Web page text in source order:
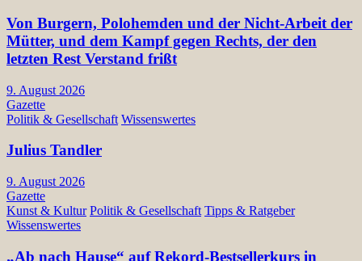
Von Burgern, Polohemden und der Nicht-Arbeit der
Mütter, und dem Kampf gegen Rechts, der den
letzten Rest Verstand frißt
9. August 2026
Gazette
Politik & Gesellschaft Wissenswertes
Julius Tandler
9. August 2026
Gazette
Kunst & Kultur Politik & Gesellschaft Tipps & Ratgeber
Wissenswertes
„Ab nach Hause“ auf Rekord-Bestsellerkurs in